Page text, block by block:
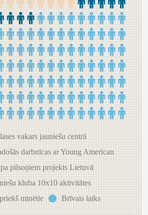
vakars jauniešu centrā
darbnīcas ar Young American
pilsoņiem projekts Lietuvā
kluba 10x10 aktivitātes
minētie
Brīvais laiks